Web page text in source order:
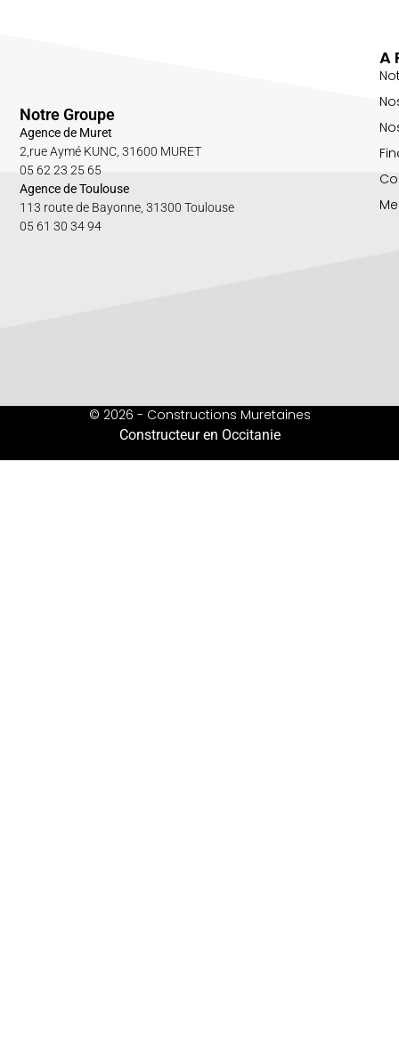
A
Notre Groupe
Agence de Muret
2,rue Aymé KUNC, 31600 MURET
05 62 23 25 65
Agence de Toulouse
113 route de Bayonne, 31300 Toulouse
05 61 30 34 94
© 2026 - Constructions Muretaines
Constructeur en Occitanie